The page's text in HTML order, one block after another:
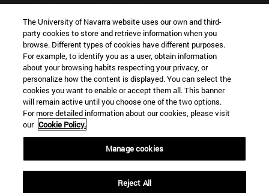
Información
TFNO +34 943 21 98 77
¿QUÉ GRADO TE INTERESA?
¿QUÉ MÁSTER TE INTERESA?
© Universidad de Navarra
Información legal
Accesibilidad
Configuración de cookies
Localizador de campus
The University of Navarra website uses our own and third-
party cookies to store and retrieve information when you
browse. Different types of cookies have different purposes.
For example, to identify you as a user, obtain information
about your browsing habits respecting your privacy, or
personalize how the content is displayed. You can select the
cookies you want to enable or accept them all. This banner
will remain active until you choose one of the two options.
For more detailed information about our cookies, please visit
our Cookie Policy.
Manage cookies
Reject All